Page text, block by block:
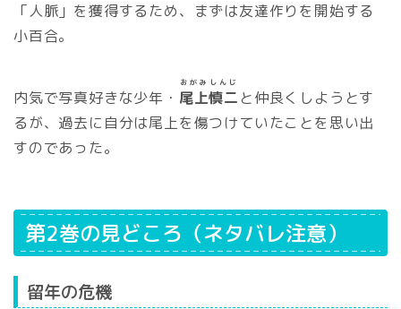
「人脈」を獲得するため、まずは友達作りを開始する
小百合。
内気で写真好きな少年・ 尾上慎二
おがみしんじ
と仲良くしようとす
るが、過去に自分は尾上を傷つけていたことを思い出
すのであった。
第2巻の見どころ（ネタバレ注意）
留年の危機